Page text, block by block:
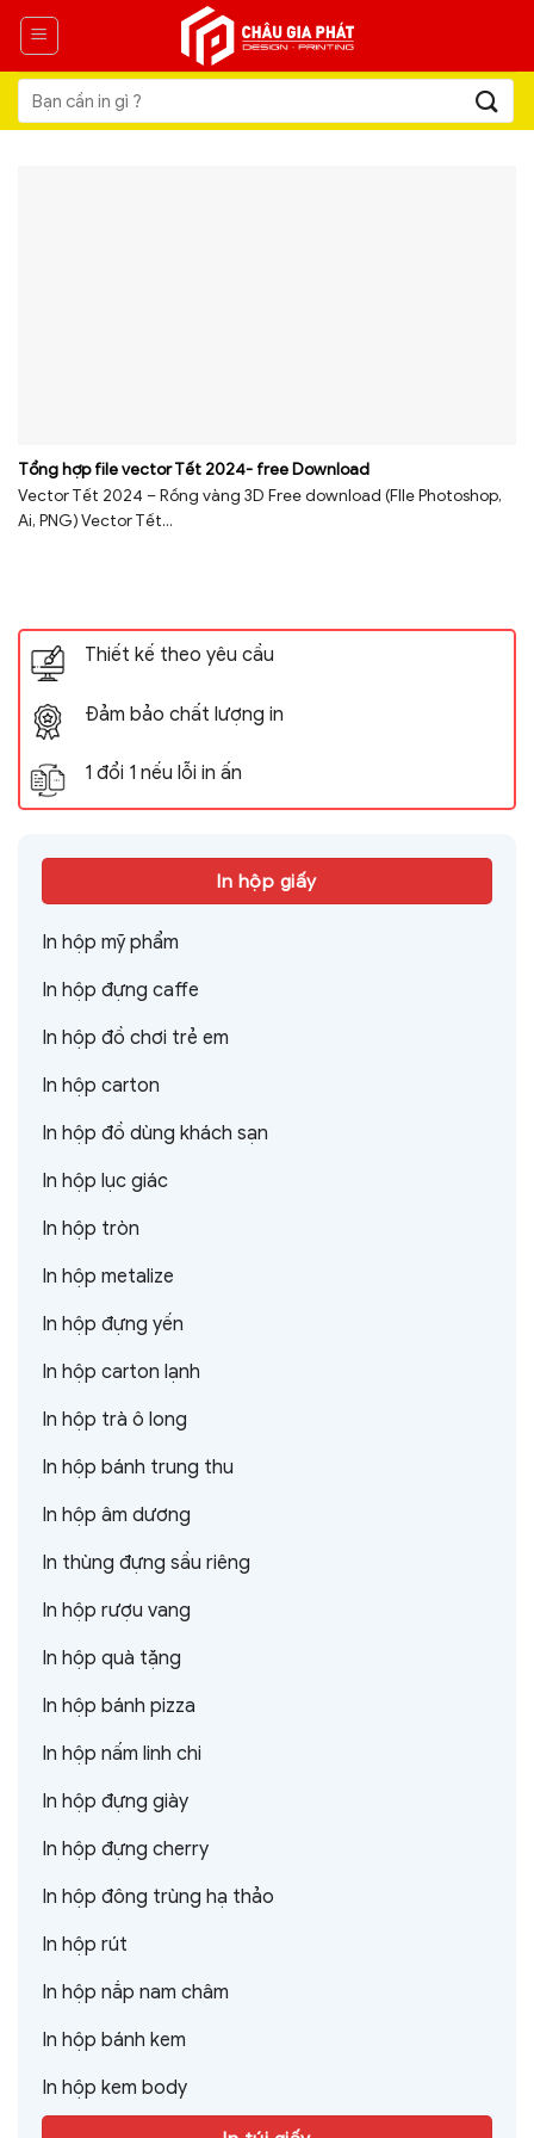
Skip
content
Tìm
kiếm:
Tổng hợp file vector Tết 2024- free Download
Vector Tết 2024 – Rồng vàng 3D Free download (FIle Photoshop,
Ai, PNG) Vector Tết...
Thiết kế theo yêu cầu
Đảm bảo chất lượng in
1 đổi 1 nếu lỗi in ấn
In hộp giấy
In hộp mỹ phẩm
In hộp đựng caffe
In hộp đồ chơi trẻ em
In hộp carton
In hộp đồ dùng khách sạn
In hộp lục giác
In hộp tròn
In hộp metalize
In hộp đựng yến
In hộp carton lạnh
In hộp trà ô long
In hộp bánh trung thu
In hộp âm dương
In thùng đựng sầu riêng
In hộp rượu vang
In hộp quà tặng
In hộp bánh pizza
In hộp nấm linh chi
In hộp đựng giày
In hộp đựng cherry
In hộp đông trùng hạ thảo
In hộp rút
In hộp nắp nam châm
In hộp bánh kem
In hộp kem body